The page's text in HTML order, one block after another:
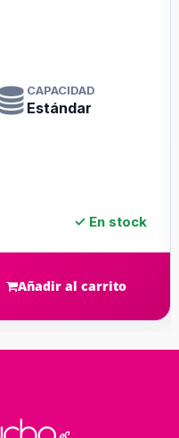
CAPACIDAD
Estándar
✓ En stock
Añadir al carrito